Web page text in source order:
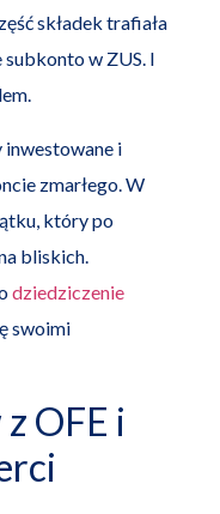
składek trafiała
w ZUS. I
inwestowane i
zmarłego. W
który po
bliskich.
dziedziczenie
swoimi
OFE i